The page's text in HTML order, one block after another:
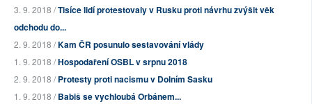
3. 9. 2018 /Tisíce lidí protestovaly v Rusku proti návrhu zvýšit věk
odchodu do...
2. 9. 2018 /Kam ČR posunulo sestavování vlády
1. 9. 2018 /Hospodaření OSBL v srpnu 2018
2. 9. 2018 /Protesty proti nacismu v Dolním Sasku
1. 9. 2018 /Babiš se vychloubá Orbánem...